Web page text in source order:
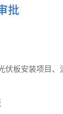
伏板安装项目、